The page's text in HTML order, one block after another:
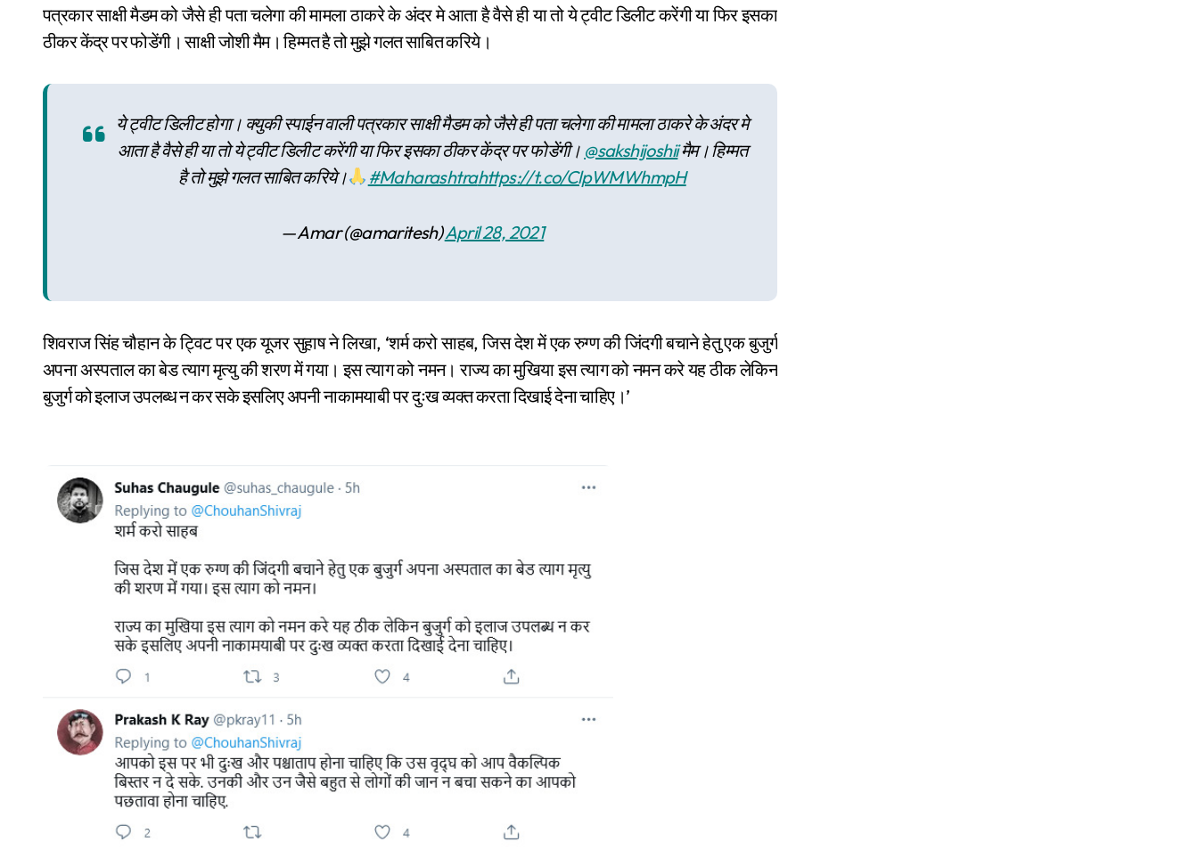
पत्रकार साक्षी मैडम को जैसे ही पता चलेगा की मामला ठाकरे के अंदर मे आता है वैसे ही या तो ये ट्वीट डिलीट करेंगी या फिर इसका
ठीकर केंद्र पर फोडेंगी। साक्षी जोशी मैम। हिम्मत है तो मुझे गलत साबित करिये।
ये ट्वीट डिलीट होगा। क्युकी स्पाईन वाली पत्रकार साक्षी मैडम को जैसे ही पता चलेगा की मामला ठाकरे के अंदर मे
आता है वैसे ही या तो ये ट्वीट डिलीट करेंगी या फिर इसका ठीकर केंद्र पर फोडेंगी। @sakshijoshiiमैम। हिम्मत
है तो मुझे गलत साबित करिये।
#Maharashtrahttps://t.co/ClpWMWhmpH
— Amar (@amaritesh)April 28, 2021
शिवराज सिंह चौहान के ट्विट पर एक यूजर सुहाष ने लिखा, ‘शर्म करो साहब, जिस देश में एक रुग्ण की जिंदगी बचाने हेतु एक बुजुर्ग
अपना अस्पताल का बेड त्याग मृत्यु की शरण में गया। इस त्याग को नमन। राज्य का मुखिया इस त्याग को नमन करे यह ठीक लेकिन
बुजुर्ग को इलाज उपलब्ध न कर सके इसलिए अपनी नाकामयाबी पर दुःख व्यक्त करता दिखाई देना चाहिए।’